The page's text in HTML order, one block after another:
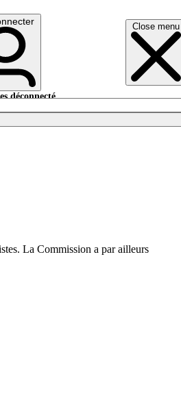
Close menu
déconnecté.
La Commission a par ailleurs